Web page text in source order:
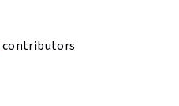
contributors